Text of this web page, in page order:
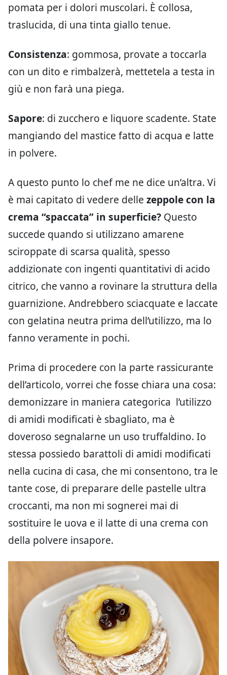
pomata per i dolori muscolari. È collosa,
traslucida, di una tinta giallo tenue.
Consistenza: gommosa, provate a toccarla
con un dito e rimbalzerà, mettetela a testa in
giù e non farà una piega.
Sapore: di zucchero e liquore scadente. State
mangiando del mastice fatto di acqua e latte
in polvere.
A questo punto lo chef me ne dice un’altra. Vi
è mai capitato di vedere delle zeppole con la
crema “spaccata” in superficie? Questo
succede quando si utilizzano amarene
sciroppate di scarsa qualità, spesso
addizionate con ingenti quantitativi di acido
citrico, che vanno a rovinare la struttura della
guarnizione. Andrebbero sciacquate e laccate
con gelatina neutra prima dell’utilizzo, ma lo
fanno veramente in pochi.
Prima di procedere con la parte rassicurante
dell’articolo, vorrei che fosse chiara una cosa:
demonizzare in maniera categorica l’utilizzo
di amidi modificati è sbagliato, ma è
doveroso segnalarne un uso truffaldino. Io
stessa possiedo barattoli di amidi modificati
nella cucina di casa, che mi consentono, tra le
tante cose, di preparare delle pastelle ultra
croccanti, ma non mi sognerei mai di
sostituire le uova e il latte di una crema con
della polvere insapore.